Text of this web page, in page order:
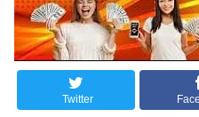
Twitter